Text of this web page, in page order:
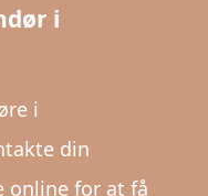
i
i
din
online for at få